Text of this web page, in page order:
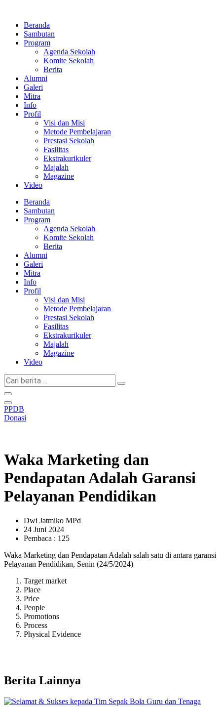
kontenBeranda
Sambutan
Program
Agenda Sekolah
Komite Sekolah
Berita
Alumni
Galeri
Mitra
Info
Profil
Visi dan Misi
Metode Pembelajaran
Prestasi Sekolah
Fasilitas
Ekstrakurikuler
Majalah
Magazine
Video
Beranda
Sambutan
Program
Agenda Sekolah
Komite Sekolah
Berita
Alumni
Galeri
Mitra
Info
Profil
Visi dan Misi
Metode Pembelajaran
Prestasi Sekolah
Fasilitas
Ekstrakurikuler
Majalah
Magazine
Video
Cari
berita
...
PPDB
Donasi
Waka Marketing dan
Pendapatan Adalah Garansi
Pelayanan Pendidikan
Dwi Jatmiko MPd
24 Juni 2024
Pembaca : 125
Waka Marketing dan Pendapatan Adalah salah satu di antara garansi
Pelayanan Pendidikan, Senin (24/5/2024)
Target market
Place
Price
People
Promotions
Process
Physical Evidence
Berita Lainnya